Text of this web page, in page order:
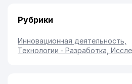
Рубрики
Инновационная деятельность
Технологии - Разработка,